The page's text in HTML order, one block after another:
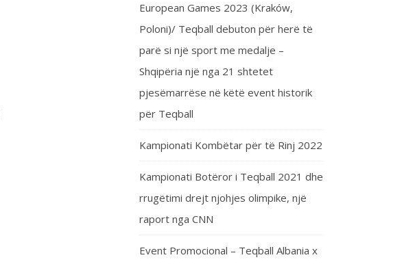
European Games 2023 (Kraków,
Poloni)/ Teqball debuton për herë të
parë si një sport me medalje –
Shqipëria një nga 21 shtetet
pjesëmarrëse në këtë event historik
për Teqball
Kampionati Kombëtar për të Rinj 2022
Kampionati Botëror i Teqball 2021 dhe
rrugëtimi drejt njohjes olimpike, një
raport nga CNN
Event Promocional – Teqball Albania x